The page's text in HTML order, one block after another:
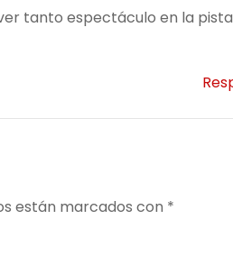
tanto espectáculo en la
están marcados con *